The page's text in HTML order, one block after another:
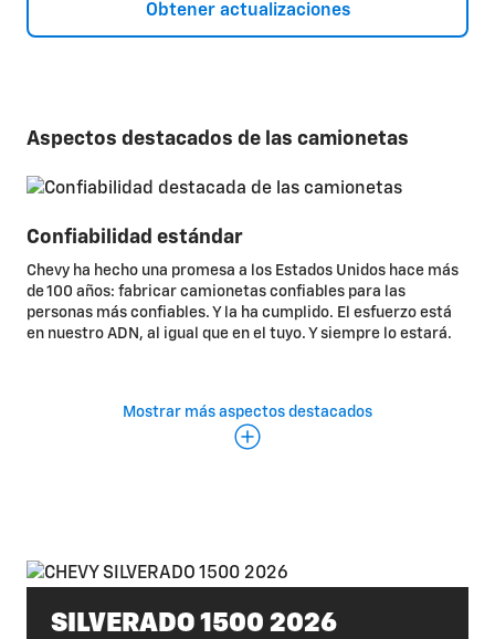
Obtener actualizaciones
Aspectos destacados de las camionetas
Confiabilidad estándar
Chevy ha hecho una promesa a los Estados Unidos hace más
de 100 años: fabricar camionetas confiables para las
personas más confiables. Y la ha cumplido. El esfuerzo está
en nuestro ADN, al igual que en el tuyo. Y siempre lo estará.
otorgan la mejor funcionalidad en su clase.
Mostrar más aspectos destacados
SILVERADO 1500 2026